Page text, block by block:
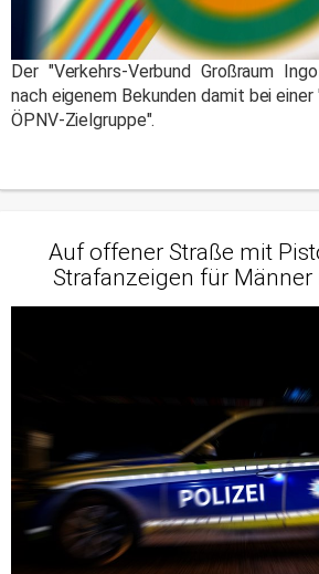
Der "Verkehrs-Verbund Großraum
nach eigenem Bekunden damit bei
ÖPNV-Zielgruppe".
Auf offener Straße mit
Strafanzeigen für